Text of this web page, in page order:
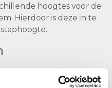
hoogtes voor de
Hierdoor is deze in te
met het
Universal. Het